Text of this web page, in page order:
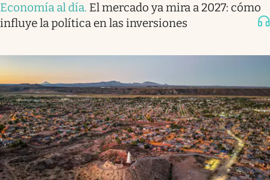
Economía al día. El mercado ya mira a 2027: cómo
influye la política en las inversiones